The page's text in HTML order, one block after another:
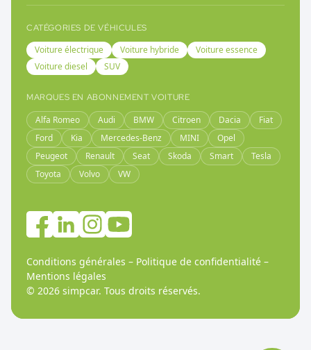
CATÉGORIES DE VÉHICULES
Voiture électrique Voiture hybride
Voiture essence
Voiture diesel
SUV
MARQUES EN ABONNEMENT VOITURE
Alfa Romeo Audi BMW Citroen Dacia
Fiat
Ford
Kia Mercedes-Benz MINI
Opel
Peugeot
Renault Seat Skoda Smart
Tesla
Toyota
Volvo VW
Conditions générales – Politique de confidentialité –
Mentions légales
© 2026 simpcar. Tous droits réservés.